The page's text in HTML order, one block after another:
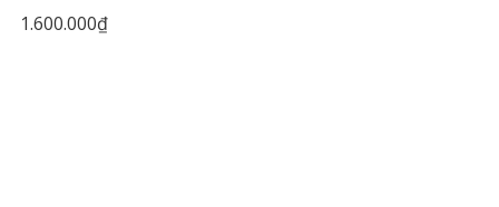
1.600.000₫